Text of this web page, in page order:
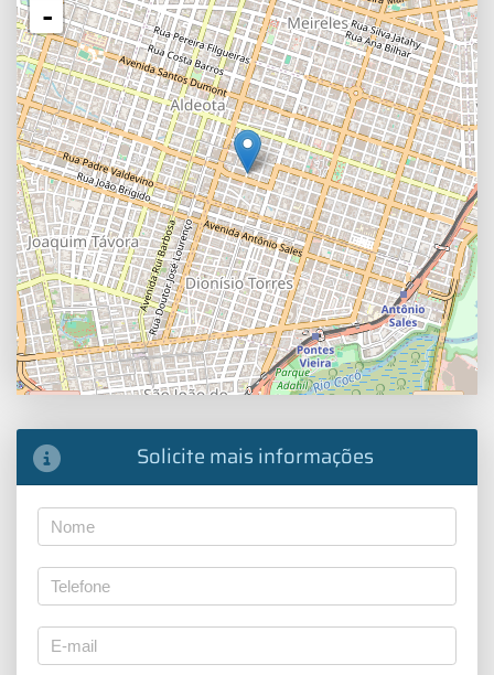
-
Solicite mais informações